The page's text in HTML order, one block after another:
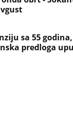
sa 55
predloga